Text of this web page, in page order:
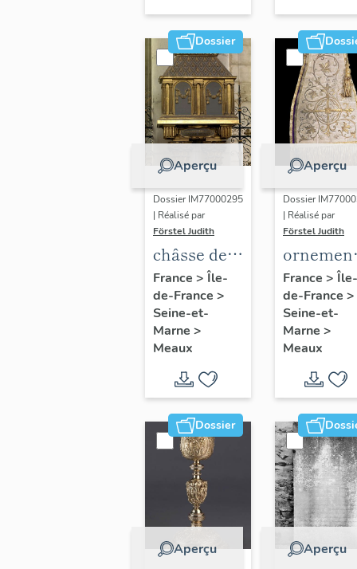
Dossier
Aperçu
Dossier IM77000295
| Réalisé par
Förstel Judith
châsse de
saint Faron
et d'autres
saints
meldois
France > Île-
de-France >
Seine-et-
Marne >
Meaux
Aperçu
Dossier
| Réalisé par
Förstel Judith
dans les
tiroirs
muraux
Vieux
Chapitre
France > Île-
de-France >
Seine-et-
Marne >
Meaux
Dossier
Aperçu Aperçu